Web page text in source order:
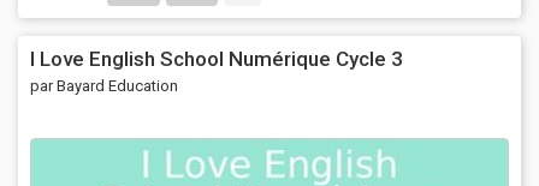
I Love English School Numérique Cycle 3
par Bayard Education